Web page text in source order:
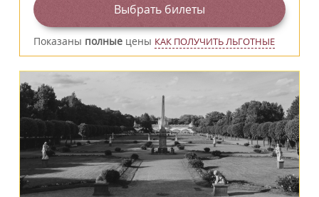
Выбрать билеты
Показаны полные цены КАК ПОЛУЧИТЬ ЛЬГОТНЫЕ